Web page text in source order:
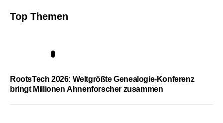
Top Themen
RootsTech 2026: Weltgrößte Genealogie-Konferenz
bringt Millionen Ahnenforscher zusammen